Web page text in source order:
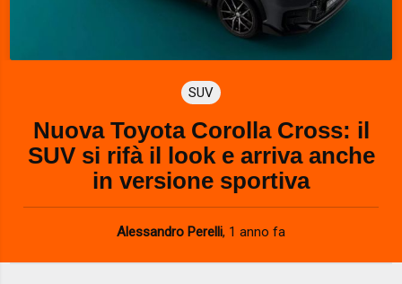
SUV
Nuova Toyota Corolla Cross: il
SUV si rifà il look e arriva anche
in versione sportiva
Alessandro Perelli, 1 anno fa